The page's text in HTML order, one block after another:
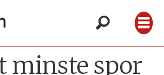
minste spor